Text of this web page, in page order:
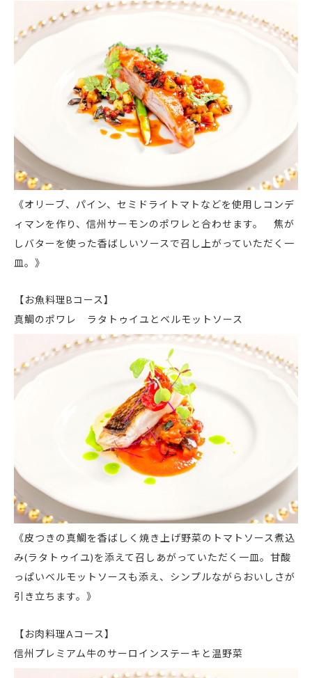
《オリーブ、パイン、セミドライトマトなどを使用しコンデ
ィマンを作り、信州サーモンのポワレと合わせます。 焦が
しバターを使った香ばしいソースで召し上がっていただく一
皿。》
【お魚料理Bコース】
真鯛のポワレ ラタトゥイユとベルモットソース
《皮つきの真鯛を香ばしく焼き上げ野菜のトマトソース煮込
み(ラタトゥイユ)を添えて召しあがっていただく一皿。甘酸
っぱいベルモットソースも添え、シンプルながらおいしさが
引き立ちます。》
【お肉料理Aコース】
信州プレミアム牛のサーロインステーキと温野菜